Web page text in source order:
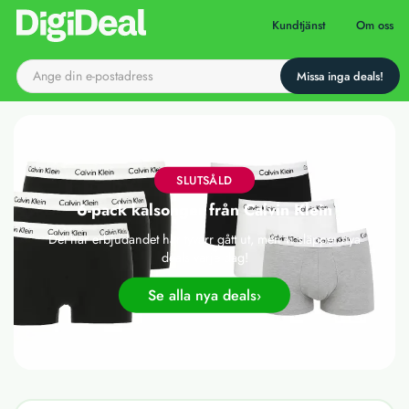
Till startsidan Kundtjänst Om oss
SLUTSÅLD
6-pack kalsonger från Calvin Klein
Det här erbjudandet har tyvärr gått ut, men vi släpper nya
deals varje dag!
Se alla nya deals